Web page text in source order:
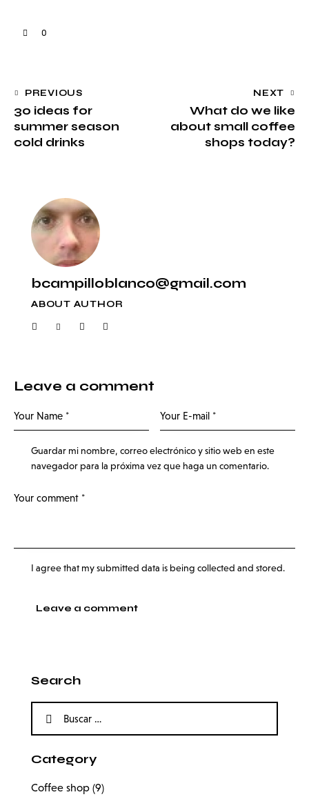
0
PREVIOUS
30 ideas for
summer season
cold drinks
NEXT
What do we like
about small coffee
shops today?
bcampilloblanco@gmail.com
ABOUT AUTHOR
Leave a comment
Guardar mi nombre, correo electrónico y sitio web en este
navegador para la próxima vez que haga un comentario.
I agree that my submitted data is being collected and stored.
Search
Category
Coffee shop (9)